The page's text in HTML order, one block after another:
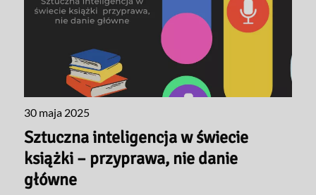
30 maja 2025
Sztuczna inteligencja w świecie
książki – przyprawa, nie danie
główne